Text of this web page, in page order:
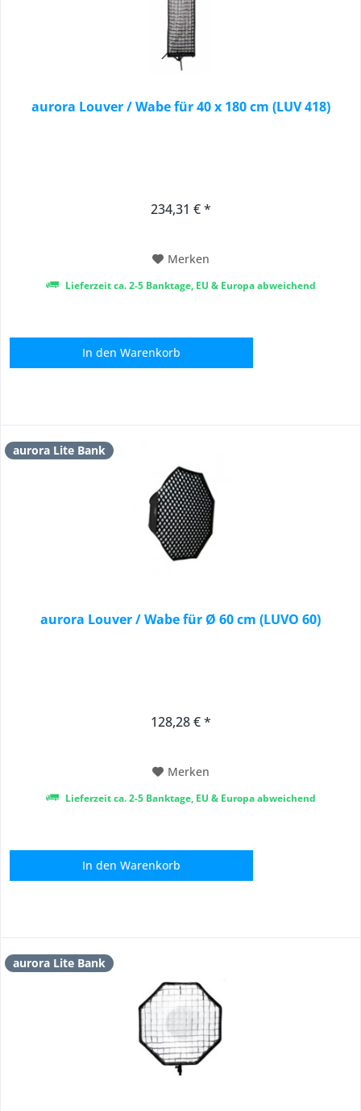
aurora Louver / Wabe für 40 x 180 cm (LUV 418)
234,31 € *
Merken
Lieferzeit ca. 2-5 Banktage, EU & Europa abweichend
In den Warenkorb
aurora Lite Bank
aurora Louver / Wabe für Ø 60 cm (LUVO 60)
128,28 € *
Merken
Lieferzeit ca. 2-5 Banktage, EU & Europa abweichend
In den Warenkorb
aurora Lite Bank